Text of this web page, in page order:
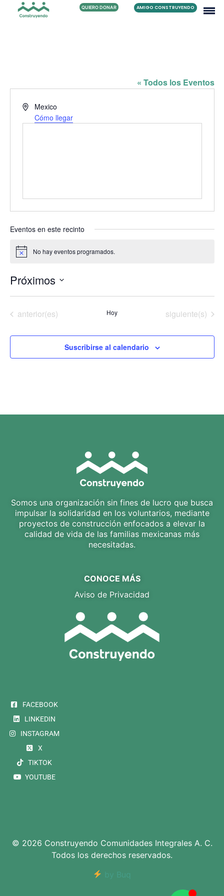
QUIERO DONAR AMIGO CONSTRUYENDO
« Todos los Eventos
Dirección
Mexico
Cómo llegar
Eventos en este recinto
Aviso No hay eventos programados.
Próximos
la
Eventos
anterior(es) Hoy Eventos
siguiente(s)
Suscribirse al calendario
Somos una organización sin fines de lucro que busca
impulsar la solidaridad en los voluntarios, mediante
proyectos de construcción enfocados a elevar la
calidad de vida de las familias mexicanas más
necesitadas.
CONOCE MÁS
Aviso de Privacidad
FACEBOOK
LINKEDIN
INSTAGRAM
X
TIKTOK
YOUTUBE
© 2026 Construyendo Comunidades Integrales A. C.
Todos los derechos reservados.
by Buq